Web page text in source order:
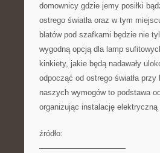
domownicy gdzie jemy posiłki
ostrego światła oraz w tym
blatów pod szafkami będzie nie
wygodną opcją dla lamp
kinkiety, jakie będą nadawały
odpocząć od ostrego światła
naszych wymogów to podstawa
organizując instalację
źródło:
———————————